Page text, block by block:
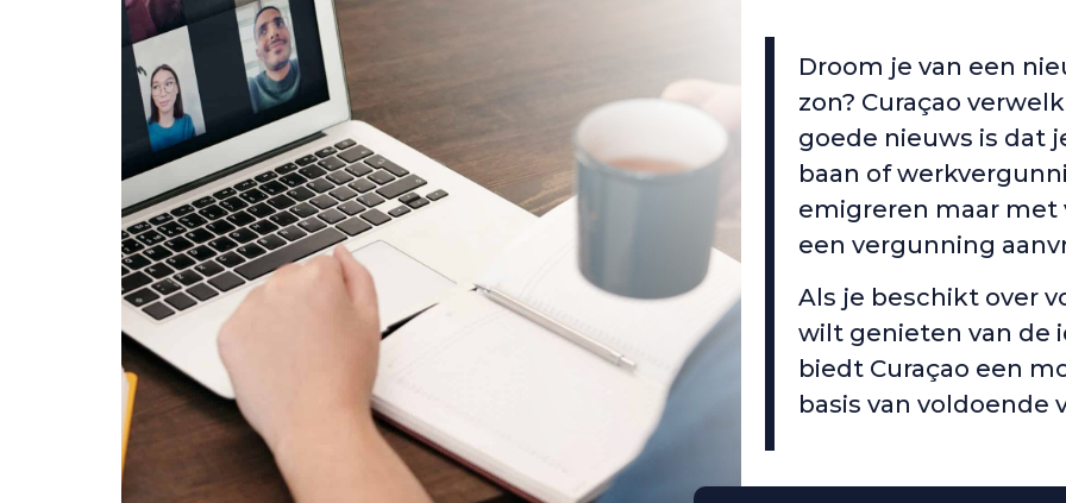
Droom je van een
zon? Curaçao
goede nieuws is dat
baan of
emigreren maar met
een vergunning
Als je beschikt over
wilt genieten van de
biedt Curaçao een
basis van voldoende